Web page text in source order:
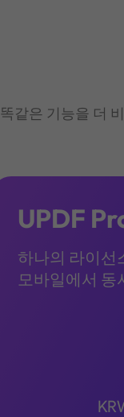
똑같은 기능을 더
UPDF
하나의 라이선
모바일에서 동